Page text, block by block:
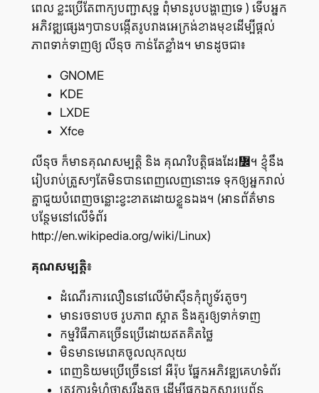
ពេល​ ខ្លះ​ប្រើ​តែ​ពាក្យ​បញ្ជា​សុទ្ធ ពុំ​មាន​រូប​បង្ហាញ​ទេ ) ទើប​អ្នក​
អភិវឌ្ឍ​ផ្សេងៗ​បាន​បង្កើត​រូបរាង​អេក្រង់​ខាង​មុខ​ដើម្បី​ផ្ដល់​
ភាព​ទាក់​ទាញ​ឲ្យ លីនុច កាន់​តែ​ខ្លាំង។ មាន​ដូច​ជា៖
GNOME
KDE
LXDE
Xfce
លីនុច ក៏​មាន​គុណ​សម្បត្តិ និង គុណ​វិបត្តិ​ផង​ដែរ៼។ ខ្ញុំ​នឹង​
រៀប​រាប់​ត្រួសៗ​តែ​មិន​បាន​ពេញ​លេញ​នោះ​ទេ ទុក​ឲ្យ​អ្នក​រាល់​
គ្នា​ជួយ​បំពេញ​ចន្លោះ​ខ្វះ​ខាត​ដោយ​ខ្លួន​ឯង។ (អាន​ព័ត៌មាន​
បន្ថែម​នៅ​លើ​ទំព័រ
http://en.wikipedia.org/wiki/Linux)
គុណ​សម្បត្តិ៖
ដំណើរ​ការ​លឿន​នៅ​លើ​ម៉ាស៊ីន​កុំព្យូទ័រ​តូចៗ
មាន​រចនាបថ រូប​ភាព ស្អាត និង​គួរ​ឲ្យ​ទាក់​ទាញ
កម្មវិធី​ភាគ​ច្រើន​ប្រើ​ដោយ​ឥត​គិត​ថ្លៃ
មិន​មាន​មេរោគ​ចូល​លុក​លុយ
ពេញ​និយម​ប្រើ​ច្រើន​នៅ អឺរ៉ុប ផ្នែក​អភិវឌ្ឍ​គេហទំព័រ
ត្រូវ​ការ​ទំហំ​ថាស​រឹង​តូច ដើម្បី​ផ្ទុក​ឯកសារ​ប្រព័ន្ធ